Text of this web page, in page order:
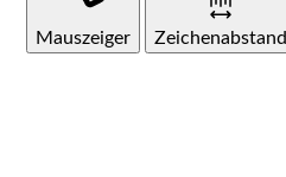
Mauszeiger Zeichenabstand